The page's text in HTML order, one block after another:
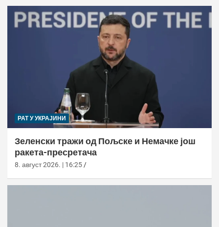
РАТ У УКРАЈИНИ
Зеленски тражи од Пољске и Немачке још
ракета-пресретача
8. август 2026. | 16:25